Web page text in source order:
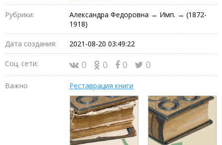
Рубрики:
Александра Федоровна → Имп. → (1872-
1918)
Дата создания: 2021-08-20 03:49:22
Соц. сети: 0 0 0 0
Важно Реставрация книги